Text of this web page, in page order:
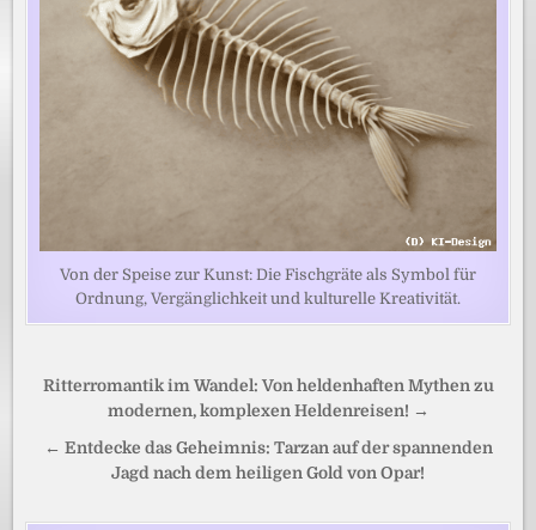
Von der Speise zur Kunst: Die Fischgräte als Symbol für
Ordnung, Vergänglichkeit und kulturelle Kreativität.
Beitragsnavigation
Ritterromantik im Wandel: Von heldenhaften Mythen zu
modernen, komplexen Heldenreisen! →
← Entdecke das Geheimnis: Tarzan auf der spannenden
Jagd nach dem heiligen Gold von Opar!